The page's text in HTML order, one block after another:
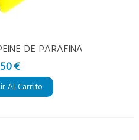
DE PARAFINA
€
Al Carrito